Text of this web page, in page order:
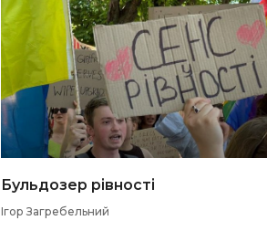
Бульдозер рівності
Ігор Загребельний